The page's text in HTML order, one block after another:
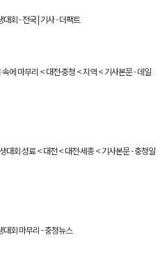
회 - 전국 | 기사 - 더팩트
에 마무리 < 대전·충청 < 지역 < 기사본문 - 데일
회 성료 < 대전 < 대전·세종 < 기사본문 - 충청일
대회 마무리 - 충청뉴스